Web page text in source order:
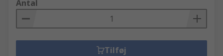
Antal
Tilføj